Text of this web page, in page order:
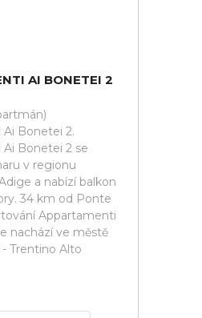
AI BONETEI 2
Bonetei 2.
Bonetei 2 se
v regionu
a nabízí balkon
34 km od Ponte
Appartamenti
nachází ve městě
Trentino Alto